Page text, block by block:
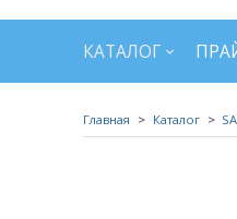
КАТАЛОГ
Главная Каталог